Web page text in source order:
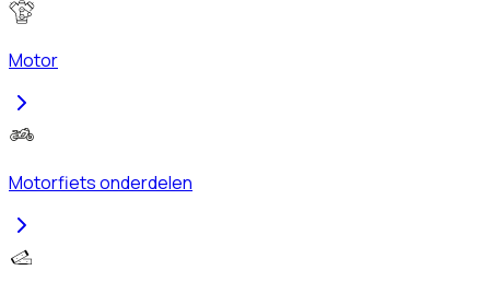
Motor
Motorfiets onderdelen